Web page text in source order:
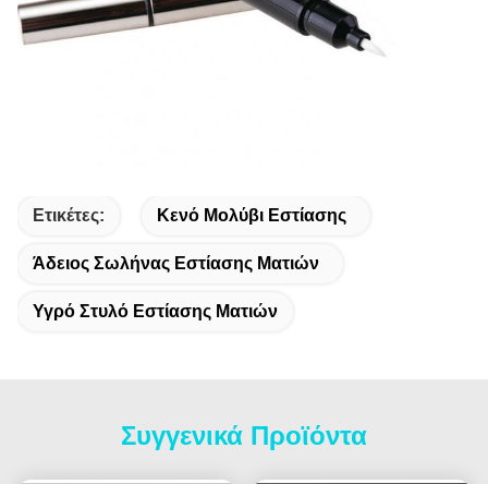
Ετικέτες: Κενό Μολύβι Εστίασης
Άδειος Σωλήνας Εστίασης Ματιών
Υγρό Στυλό Εστίασης Ματιών
Συγγενικά Προϊόντα